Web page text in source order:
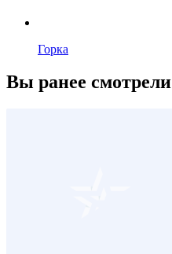
Горка
Вы ранее смотрели